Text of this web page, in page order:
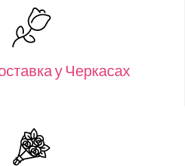
у Черкасах